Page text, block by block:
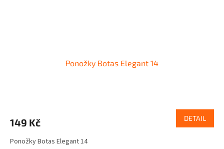
Ponožky Botas Elegant 14
149 Kč DETAIL
Ponožky Botas Elegant 14